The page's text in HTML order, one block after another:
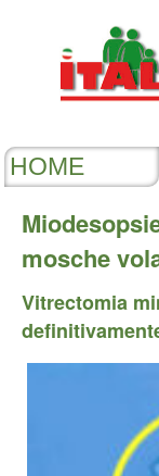
mosche
Vitrectomia